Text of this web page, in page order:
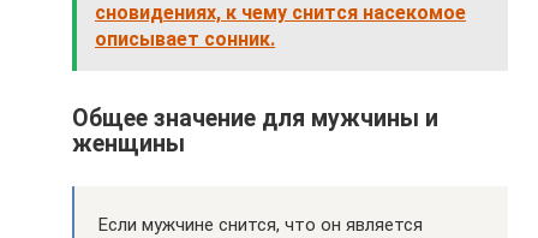
сновидениях, к чему снится насекомое
описывает сонник.
Общее значение для мужчины и
женщины
Если мужчине снится, что он является